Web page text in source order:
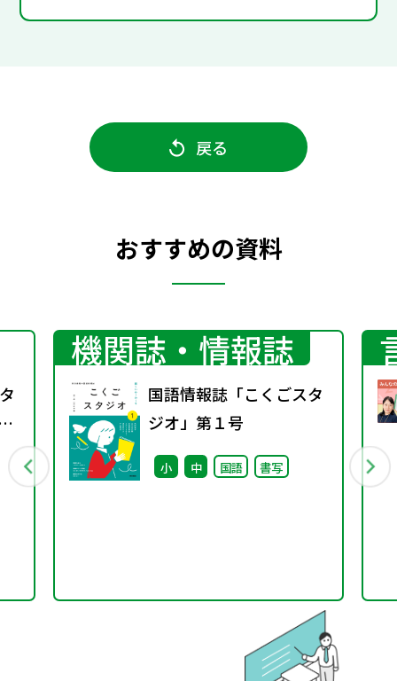
戻る
おすすめの資料
機関誌・情報誌
国語情報誌「こくごスタ
ジオ」第１号
小 中 国語 書写